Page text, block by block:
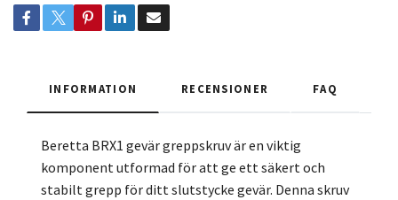
INFORMATION RECENSIONER FAQ
Beretta BRX1 gevär greppskruv är en viktig
komponent utformad för att ge ett säkert och
stabilt grepp för ditt slutstycke gevär. Denna skruv